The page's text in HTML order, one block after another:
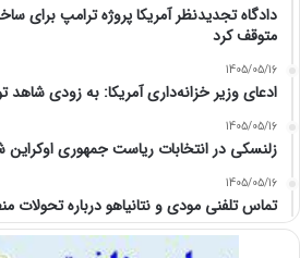
دادگاه تجدیدنظر آمریکا پروژه ترامپ برای
متوقف کرد
1405/05/16
ادعای وزیر خزانه‌داری آمریکا: به زودی شاهد
1405/05/16
زلنسکی در انتخابات ریاست جمهوری
1405/05/16
تماس تلفنی مودی و نتانیاهو درباره تحولات